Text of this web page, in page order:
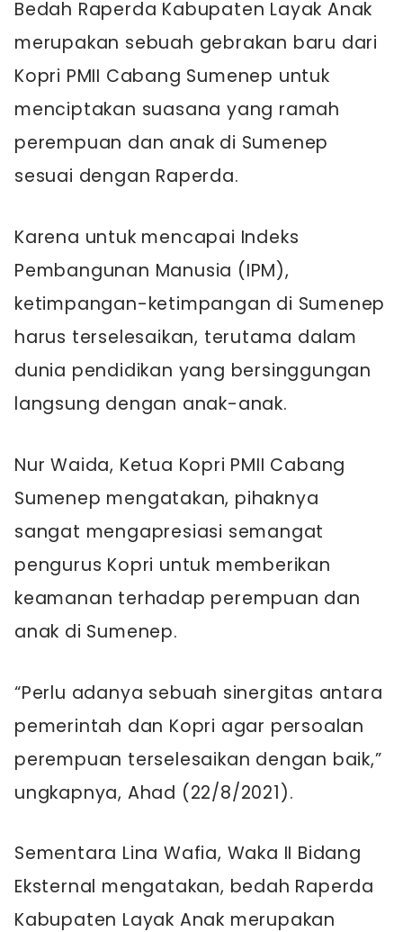
Bedah Raperda Kabupaten Layak Anak
merupakan sebuah gebrakan baru dari
Kopri PMII Cabang Sumenep untuk
menciptakan suasana yang ramah
perempuan dan anak di Sumenep
sesuai dengan Raperda.
Karena untuk mencapai Indeks
Pembangunan Manusia (IPM),
ketimpangan-ketimpangan di Sumenep
harus terselesaikan, terutama dalam
dunia pendidikan yang bersinggungan
langsung dengan anak-anak.
Nur Waida, Ketua Kopri PMII Cabang
Sumenep mengatakan, pihaknya
sangat mengapresiasi semangat
pengurus Kopri untuk memberikan
keamanan terhadap perempuan dan
anak di Sumenep.
“Perlu adanya sebuah sinergitas antara
pemerintah dan Kopri agar persoalan
perempuan terselesaikan dengan baik,”
ungkapnya, Ahad (22/8/2021).
Sementara Lina Wafia, Waka II Bidang
Eksternal mengatakan, bedah Raperda
Kabupaten Layak Anak merupakan